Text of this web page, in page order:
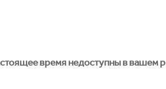
время недоступны в вашем